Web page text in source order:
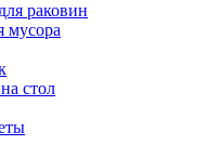
раковин
мусора
стол